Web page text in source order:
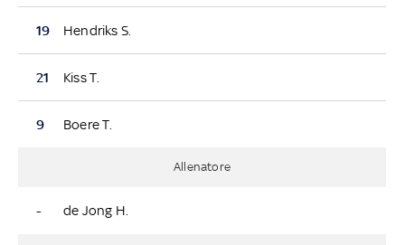
19 Hendriks S.
21 Kiss T.
9 Boere T.
Allenatore
- de Jong H.